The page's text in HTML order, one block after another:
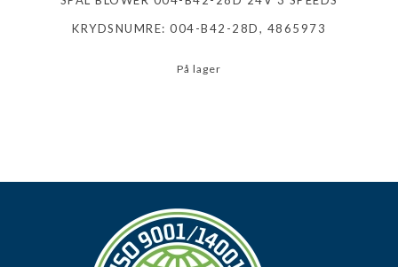
KRYDSNUMRE: 004-B42-28D, 4865973
På lager